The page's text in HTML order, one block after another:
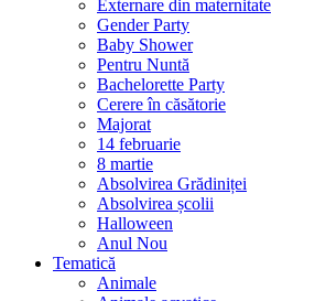
Externare din maternitate
Gender Party
Baby Shower
Pentru Nuntă
Bachelorette Party
Cerere în căsătorie
Majorat
14 februarie
8 martie
Absolvirea Grădiniței
Absolvirea școlii
Halloween
Anul Nou
Tematică
Animale